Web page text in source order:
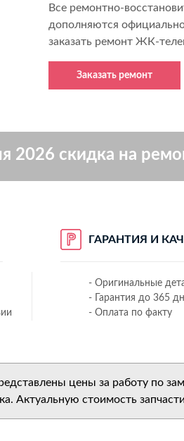
Все ремонтно-
дополняются
заказать ремонт ЖК-
Заказать ремонт
2026 скидка на
ГАРАНТИЯ И
- Оригинальные
- Гарантия до 365
- Оплата по факту
цены за работу по
Актуальную стоимость